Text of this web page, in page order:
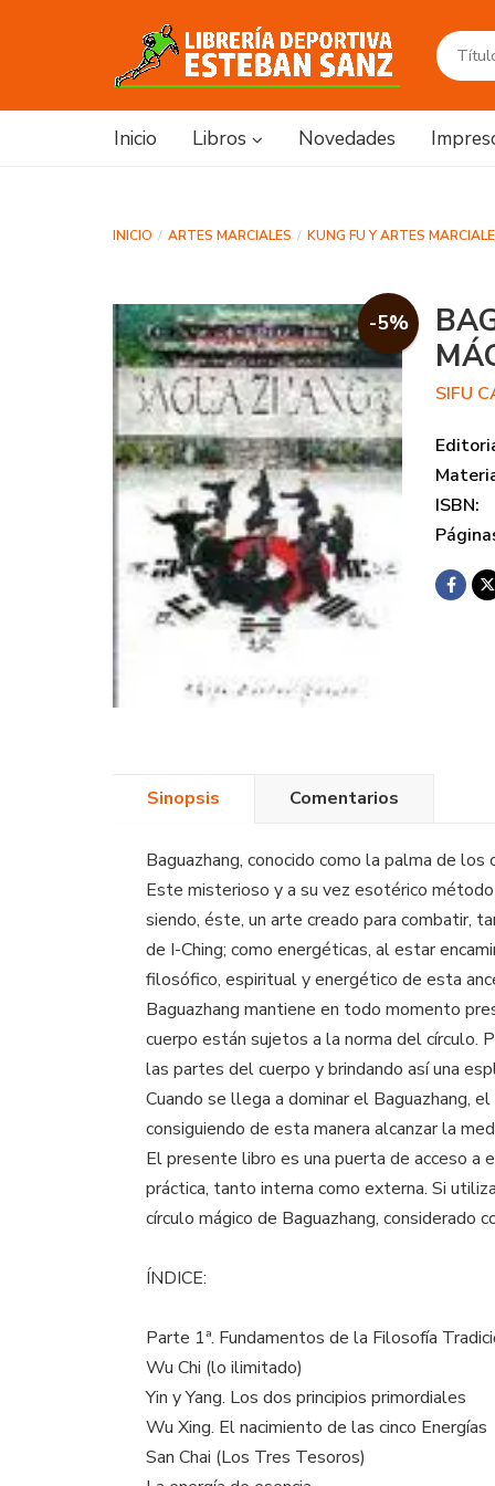
Inicio Libros Novedades
INICIO ARTES MARCIALES KUNG FU Y ARTES
-5%
SIFU
ISBN:
Sinopsis Comentarios
Baguazhang, conocido como la palma de
Este misterioso y a su vez esotérico
siendo, éste, un arte creado para combatir,
de I-Ching; como energéticas, al estar
filosófico, espiritual y energético de esta
Baguazhang mantiene en todo momento
cuerpo están sujetos a la norma del círculo.
las partes del cuerpo y brindando así una
Cuando se llega a dominar el Baguazhang,
consiguiendo de esta manera alcanzar la
El presente libro es una puerta de acceso a
práctica, tanto interna como externa. Si
círculo mágico de Baguazhang, considerado
ÍNDICE:
Parte 1ª. Fundamentos de la Filosofía
Wu Chi (lo ilimitado)
Yin y Yang. Los dos principios primordiales
Wu Xing. El nacimiento de las cinco Energías
San Chai (Los Tres Tesoros)